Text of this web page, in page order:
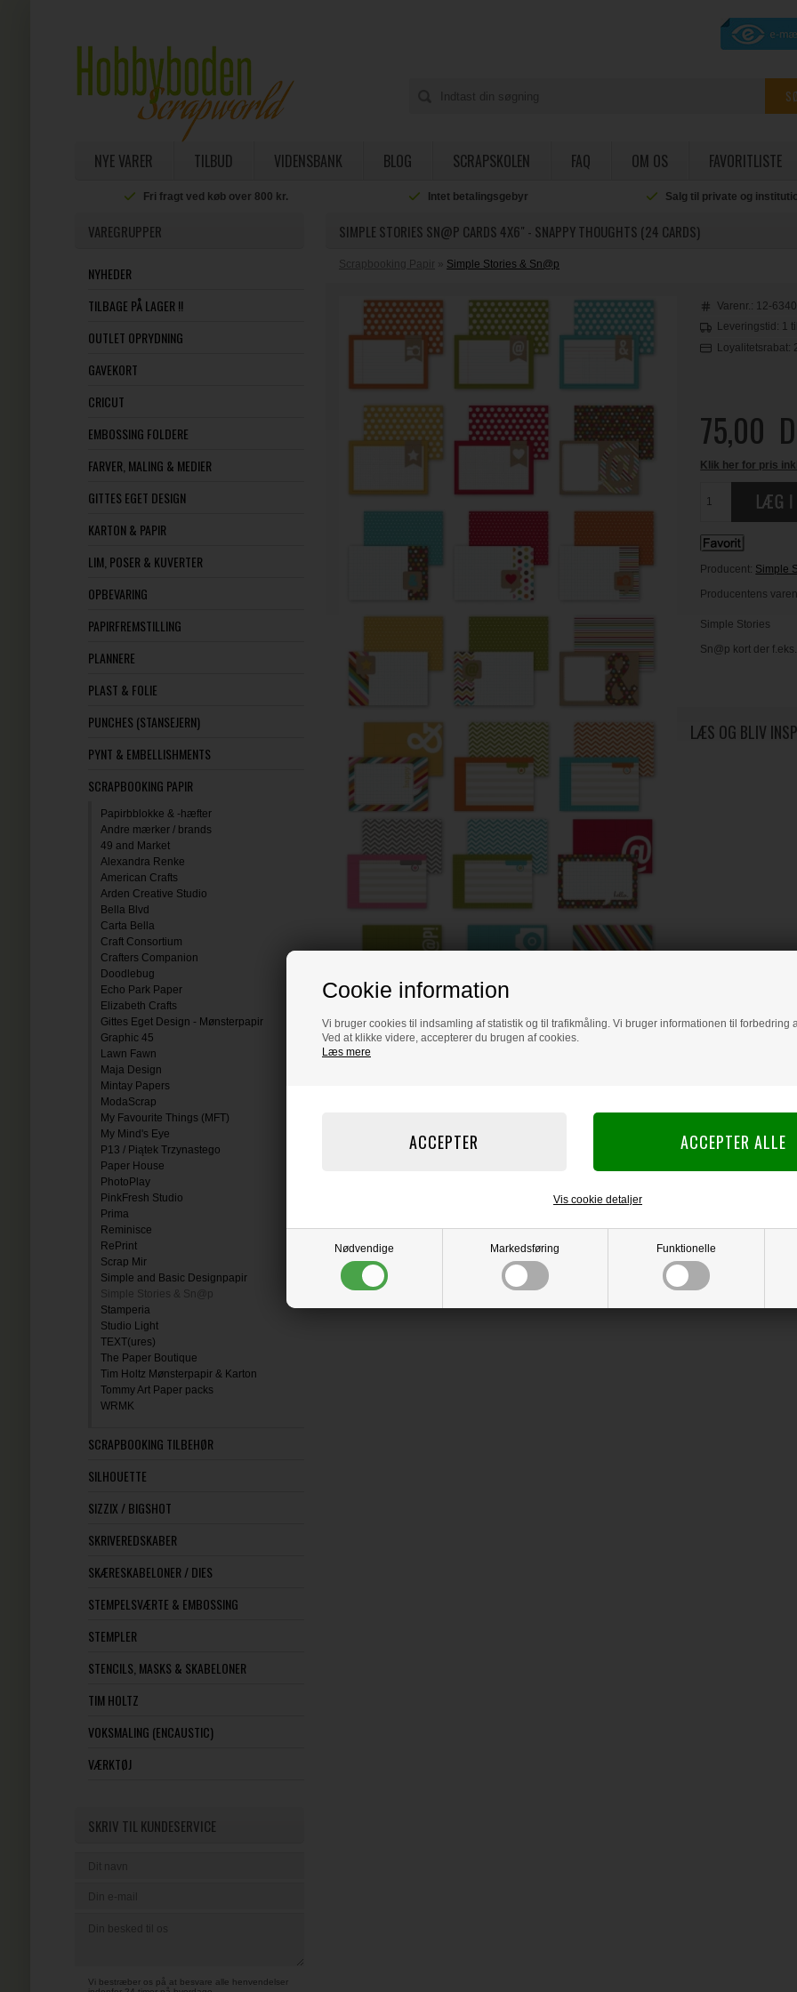
Cookie information
Vi bruger cookies til indsamling af statistik og til trafikmåling. Vi bruger informationen til forbedring
Ved at klikke videre, accepterer du brugen af cookies.
Læs mere
Nødvendige Markedsføring Funktionelle
Vis cookie detaljer
NYE VARER TILBUD VIDENSBANK BLOG SCRAPSKOLEN FAQ OM OS FAVORITLISTE
Fri fragt ved køb over 800 kr. Intet betalingsgebyr Salg til private og
VAREGRUPPER
NYHEDER
TILBAGE PÅ LAGER !!
OUTLET OPRYDNING
GAVEKORT
CRICUT
EMBOSSING FOLDERE
FARVER, MALING & MEDIER
GITTES EGET DESIGN
KARTON & PAPIR
LIM, POSER & KUVERTER
OPBEVARING
PAPIRFREMSTILLING
PLANNERE
PLAST & FOLIE
PUNCHES (STANSEJERN)
PYNT & EMBELLISHMENTS
SCRAPBOOKING PAPIR
Papirbblokke & -hæfter
Andre mærker / brands
49 and Market
Alexandra Renke
American Crafts
Arden Creative Studio
Bella Blvd
Carta Bella
Craft Consortium
Crafters Companion
Doodlebug
Echo Park Paper
Elizabeth Crafts
Gittes Eget Design - Mønsterpapir
Graphic 45
Lawn Fawn
Maja Design
Mintay Papers
ModaScrap
My Favourite Things (MFT)
My Mind's Eye
P13 / Piątek Trzynastego
Paper House
PhotoPlay
PinkFresh Studio
Prima
Reminisce
RePrint
Scrap Mir
Simple and Basic Designpapir
Simple Stories & Sn@p
Stamperia
Studio Light
TEXT(ures)
The Paper Boutique
Tim Holtz Mønsterpapir & Karton
Tommy Art Paper packs
WRMK
SCRAPBOOKING TILBEHØR
SILHOUETTE
SIZZIX / BIGSHOT
SKRIVEREDSKABER
SKÆRESKABELONER / DIES
STEMPELSVÆRTE & EMBOSSING
STEMPLER
STENCILS, MASKS & SKABELONER
TIM HOLTZ
VOKSMALING (ENCAUSTIC)
VÆRKTØJ
SKRIV TIL KUNDESERVICE
Vi bestræber os på at besvare alle henvendelser
SIMPLE STORIES SN@P CARDS 4X6" - SNAPPY THOUGHTS (24 CARDS)
Scrapbooking Papir » Simple Stories & Sn@p
Varenr.: 12-
Leveringstid: 1
Loyalitetsrabat:
75,00
Klik her for pris
Producent: Simple
Producentens
Simple Stories
Sn@p kort der
LÆS OG BLIV